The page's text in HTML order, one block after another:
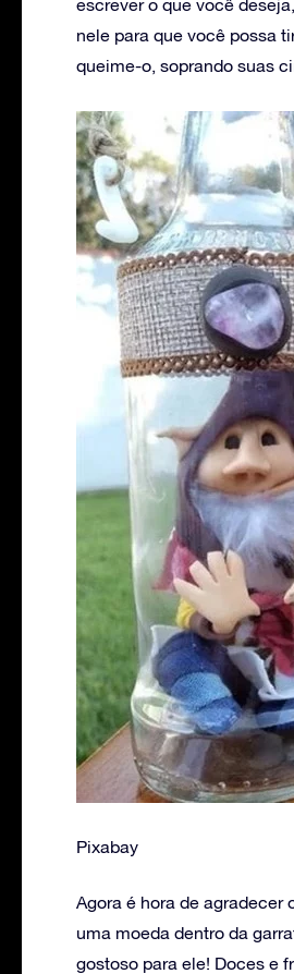
escrever o que você
nele para que você possa
queime-o, soprando suas
Pixabay
Agora é hora de agradecer
uma moeda dentro da
gostoso para ele! Doces e